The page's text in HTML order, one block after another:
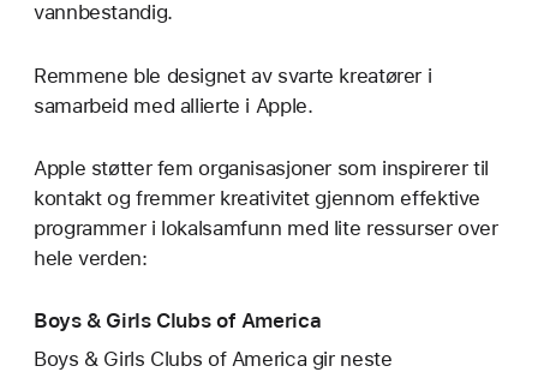
vannbestandig.
Remmene ble designet av svarte kreatører i
samarbeid med allierte i Apple.
Apple støtter fem organisasjoner som inspirerer til
kontakt og fremmer kreativitet gjennom effektive
programmer i lokalsamfunn med lite ressurser over
hele verden:
Boys & Girls Clubs of America
Boys & Girls Clubs of America gir neste